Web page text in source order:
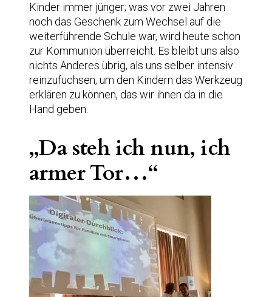
Kinder immer jünger; was vor zwei Jahren
noch das Geschenk zum Wechsel auf die
weiterführende Schule war, wird heute schon
zur Kommunion überreicht. Es bleibt uns also
nichts Anderes übrig, als uns selber intensiv
reinzufuchsen, um den Kindern das Werkzeug
erklären zu können, das wir ihnen da in die
Hand geben.
„Da steh ich nun, ich
armer Tor…“